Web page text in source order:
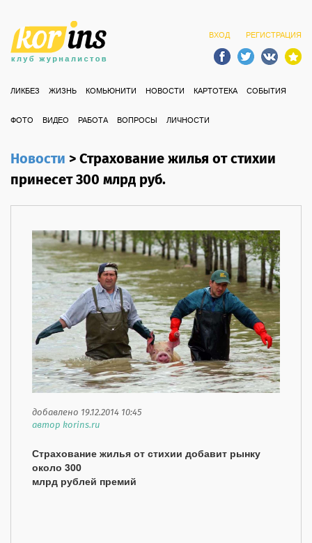
ВХОД РЕГИСТРАЦИЯ
ЛИКБЕЗ ЖИЗНЬ КОМЬЮНИТИ НОВОСТИ КАРТОТЕКА СОБЫТИЯ
ФОТО ВИДЕО РАБОТА ВОПРОСЫ ЛИЧНОСТИ
Новости>Страхование жилья от стихии
принесет 300 млрд руб.
добавлено 19.12.2014 10:45
автор korins.ru
Страхование жилья от стихии добавит рынку
около 300
млрд рублей премий